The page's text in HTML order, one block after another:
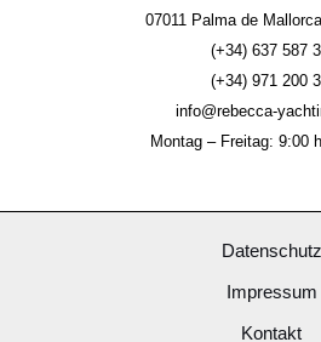
07011 Palma de
(+34) 637 587
(+34) 971 200
info@rebecca-
Montag – Freitag: 9:00
Datenschutz
Impressum
Kontakt